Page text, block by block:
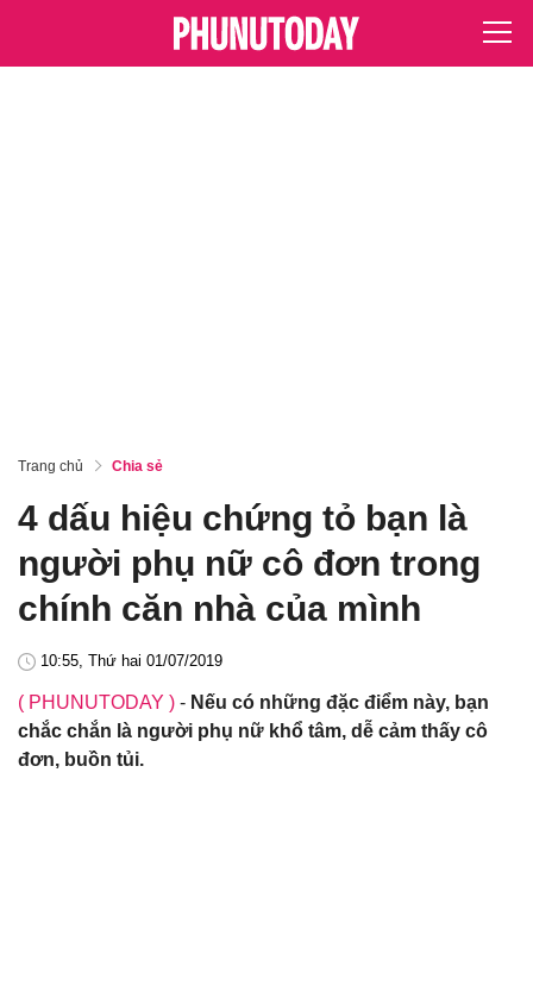
Trang chủ Chia sẻ
4 dấu hiệu chứng tỏ bạn là
người phụ nữ cô đơn trong
chính căn nhà của mình
10:55, Thứ hai 01/07/2019
( PHUNUTODAY ) - Nếu có những đặc điểm này, bạn
chắc chắn là người phụ nữ khổ tâm, dễ cảm thấy cô
đơn, buồn tủi.